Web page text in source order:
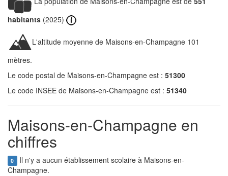
habitants (2025)
L'altitude moyenne de Maisons-en-Champagne 101
mètres.
Le code postal de Maisons-en-Champagne est : 51300
Le code INSEE de Maisons-en-Champagne est : 51340
Maisons-en-Champagne en
chiffres
0 Il n'y a aucun établissement scolaire à Maisons-en-
Champagne.